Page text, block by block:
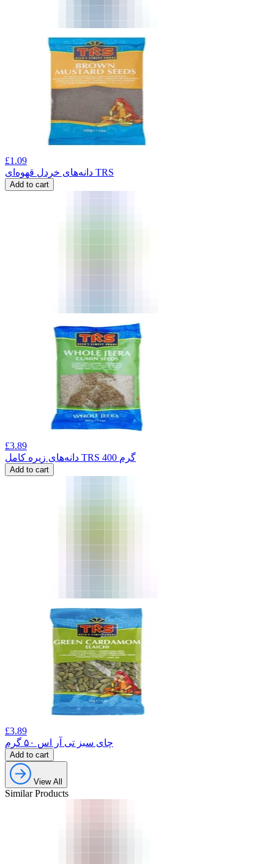
£1.09
دانه‌های خردل قهوه‌ای TRS
Add to cart
£3.89
دانه‌های زیره کامل TRS 400 گرم
Add to cart
£3.89
چای سبز تی آر اس ۵۰ گرم
Add to cart
View All
Similar Products